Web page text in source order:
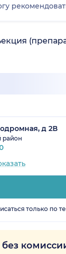
д 2В
район
только по